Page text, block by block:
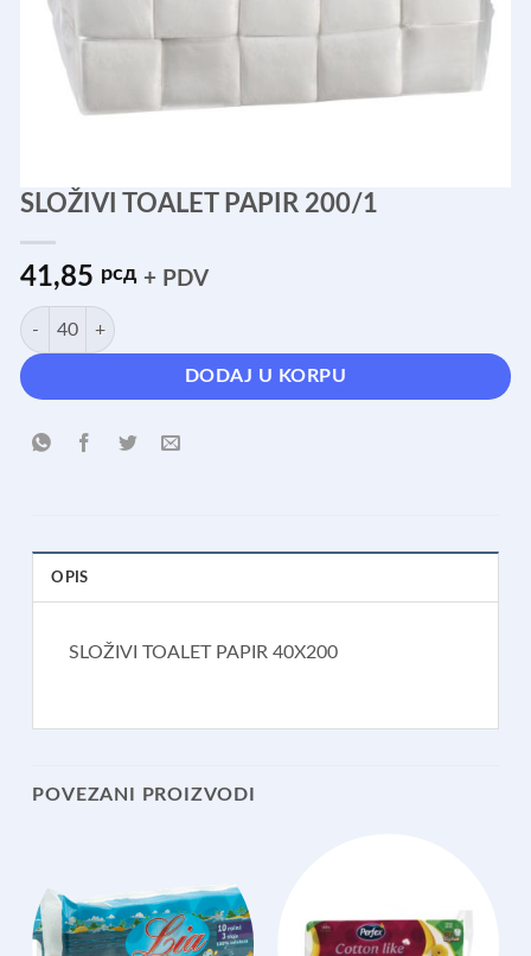
SLOŽIVI TOALET PAPIR 200/1
41,85 рсд + PDV
SLOŽIVI TOALET PAPIR 200/1 količina
DODAJ U KORPU
OPIS
SLOŽIVI TOALET PAPIR 40X200
POVEZANI PROIZVODI